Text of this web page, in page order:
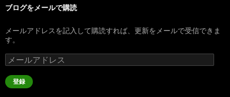
ブログをメールで購読
メールアドレスを記入して購読すれば、更新をメールで受信できま
す。
メ
ー
ル
ア 登録